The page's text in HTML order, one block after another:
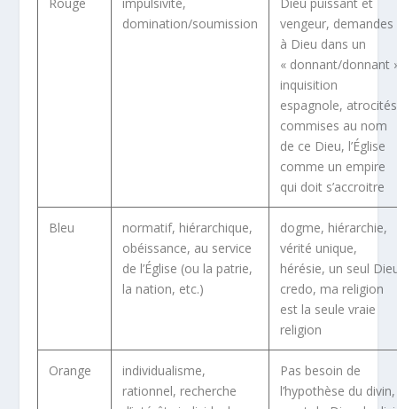
domination/soumission
vengeur, demandes
à Dieu dans un
« donnant/donnant
inquisition
espagnole, atrocités
commises au nom
de ce Dieu, l’Église
comme un empire
qui doit s’accroitre
Bleu
normatif, hiérarchique,
obéissance, au service
de l’Église (ou la patrie,
la nation, etc.)
dogme, hiérarchie,
vérité unique,
hérésie, un seul
credo, ma religion
est la seule vraie
religion
Orange
individualisme,
rationnel, recherche
Pas besoin de
l’hypothèse du divin,